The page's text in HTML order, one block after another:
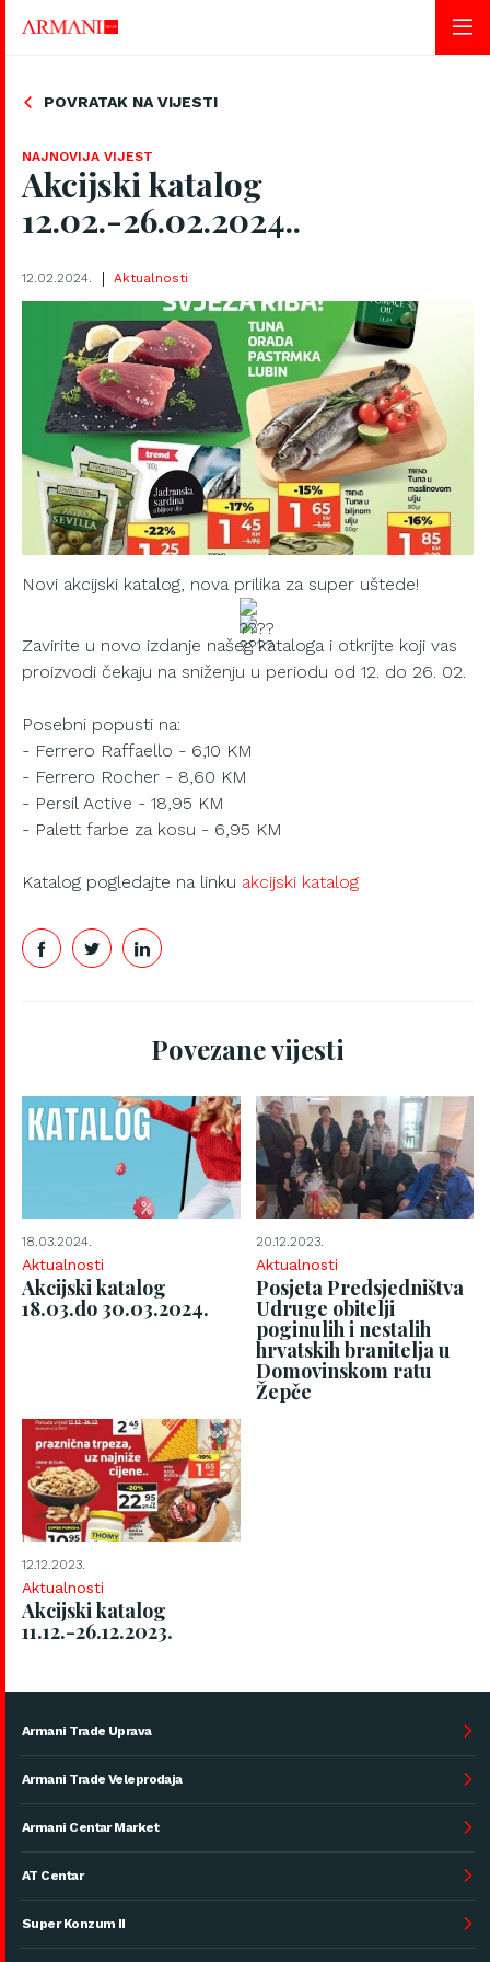
POVRATAK NA VIJESTI
NAJNOVIJA VIJEST
Akcijski katalog
12.02.-26.02.2024..
12.02.2024. Aktualnosti
Novi akcijski katalog, nova prilika za super uštede!
Zavirite u novo izdanje našeg kataloga i otkrijte koji vas
proizvodi čekaju na sniženju u periodu od 12. do 26. 02.
Posebni popusti na:
- Ferrero Raffaello - 6,10 KM
- Ferrero Rocher - 8,60 KM
- Persil Active - 18,95 KM
- Palett farbe za kosu - 6,95 KM
Katalog pogledajte na linku akcijski katalog
Povezane vijesti
18.03.2024.
Aktualnosti
Akcijski katalog
18.03.do 30.03.2024.
20.12.2023.
Aktualnosti
Posjeta Predsjedništva
Udruge obitelji
poginulih i nestalih
hrvatskih branitelja u
Domovinskom ratu
Žepče
12.12.2023.
Aktualnosti
Akcijski katalog
11.12.-26.12.2023.
Armani Trade Uprava
Armani Trade Veleprodaja
Armani Centar Market
AT Centar
Super Konzum II